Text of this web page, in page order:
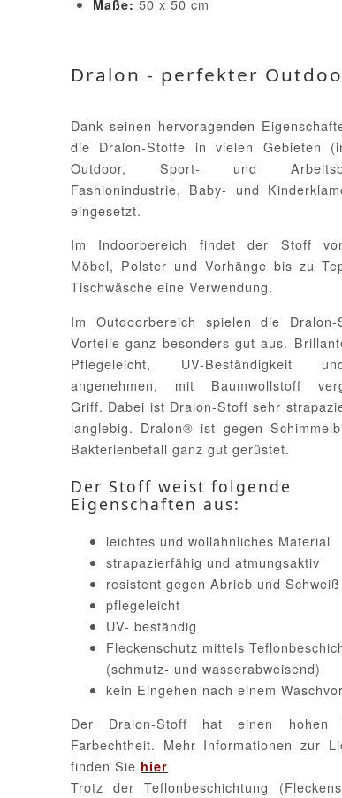
Maße: 50 x 50 cm
Dralon - perfekter
Dank seinen hervoragenden
die Dralon-Stoffe in vielen Gebieten
Outdoor, Sport- und
Fashionindustrie, Baby- und
eingesetzt.
Im Indoorbereich findet der Stoff
Möbel, Polster und Vorhänge bis zu
Tischwäsche eine Verwendung.
Im Outdoorbereich spielen die
Vorteile ganz besonders gut aus.
Pflegeleicht, UV-Beständigkeit
angenehmen, mit Baumwollstoff
Griff. Dabei ist Dralon-Stoff sehr
langlebig. Dralon® ist gegen
Bakterienbefall ganz gut gerüstet.
Der Stoff weist folgende
Eigenschaften aus:
leichtes und wollähnliches Material
strapazierfähig und atmungsaktiv
resistent gegen Abrieb und Schweiß
pflegeleicht
UV- beständig
Fleckenschutz mittels
(schmutz- und wasserabweisend)
kein Eingehen nach einem
Der Dralon-Stoff hat einen hohen
Farbechtheit. Mehr Informationen zur
finden Sie hier
Trotz der Teflonbeschichtung